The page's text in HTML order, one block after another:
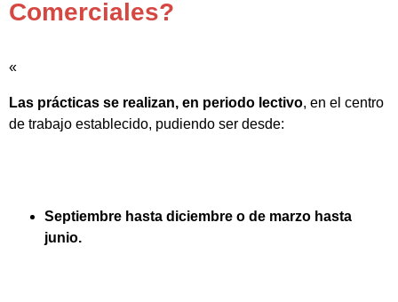
Comerciales?
«
Las prácticas se realizan, en periodo lectivo, en el centro
de trabajo establecido, pudiendo ser desde:
Septiembre hasta diciembre o de marzo hasta
junio.